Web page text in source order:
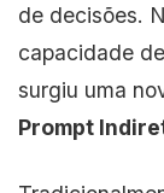
de decisões.
capacidade
surgiu uma
Prompt